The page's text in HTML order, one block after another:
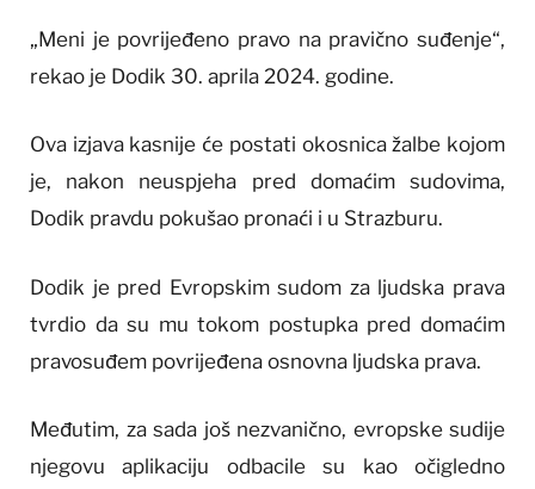
„Meni je povrijeđeno pravo na pravično suđenje“,
rekao je Dodik 30. aprila 2024. godine.
Ova izjava kasnije će postati okosnica žalbe kojom
je, nakon neuspjeha pred domaćim sudovima,
Dodik pravdu pokušao pronaći i u Strazburu.
Dodik je pred Evropskim sudom za ljudska prava
tvrdio da su mu tokom postupka pred domaćim
pravosuđem povrijeđena osnovna ljudska prava.
Međutim, za sada još nezvanično, evropske sudije
njegovu aplikaciju odbacile su kao očigledno